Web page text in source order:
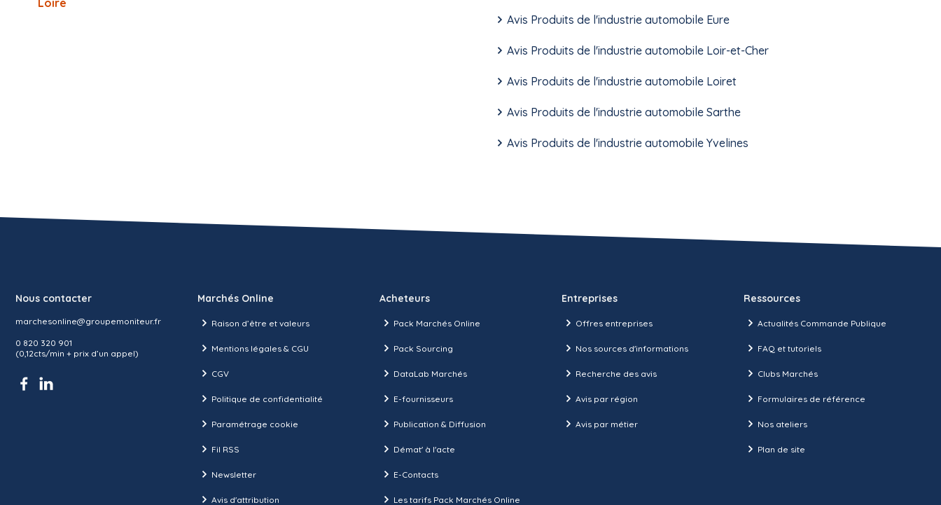
Loire
Avis Produits de l'industrie automobile Eure
Avis Produits de l'industrie automobile Loir-et-Cher
Avis Produits de l'industrie automobile Loiret
Avis Produits de l'industrie automobile Sarthe
Avis Produits de l'industrie automobile Yvelines
Nous contacter
marchesonline@groupemoniteur.fr
0 820 320 901
(0,12cts/min + prix d’un appel)
Marchés Online
Raison d’être et valeurs
Mentions légales & CGU
CGV
Politique de confidentialité
Paramétrage cookie
Fil RSS
Newsletter
Avis d'attribution
Acheteurs
Pack Marchés Online
Pack Sourcing
DataLab Marchés
E-fournisseurs
Publication & Diffusion
Démat' à l'acte
E-Contacts
Les tarifs Pack Marchés Online
Entreprises
Offres entreprises
Nos sources d'informations
Recherche des avis
Avis par région
Avis par métier
Ressources
Actualités Commande Publique
FAQ et tutoriels
Clubs Marchés
Formulaires de référence
Nos ateliers
Plan de site